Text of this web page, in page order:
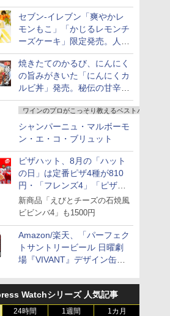
ーがテイクアウトに登場
セブン-イレブン「爽やかレ
モンもこ」「かじるレモンチ
ーズケーキ」限定発売。人気
シリーズから夏限定の味わい
が登場
焼きたてのかるび、にんにく
の旨みがきいた「にんにくカ
ルビ丼」発売。秘伝の甘辛だ
れを絡めた「豚カルビ丼」も
復活
ワインのプロがこっそり教えるベストバイ
シャンパーニュ・マルボーモ
ン・エ・コ・ブリュット
ピザハット、8月の「ハット
の日」は定番ピザ4種が810
円・「フレンズ4」「ピザハ
ット・ベスト4」値下げ
新商品「えびとチーズの石焼風
ビビンバ4」も1500円
Amazon/楽天、「パーフェク
トサントリービール 日曜劇
場『VIVANT』デザイン缶」
Watchシリーズ 人気記事
24時間 1週間 1カ月